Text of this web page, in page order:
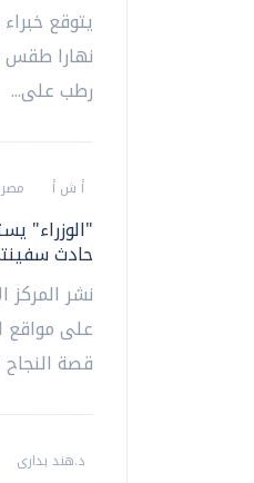
يتوقع
نهارا طقس
رطب على...
أ ش أ مصر
"الوزراء"
حادث
نشر المركز
على مواقع
قصة
د.هند بدارى